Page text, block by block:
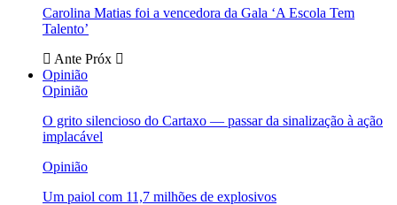
Carolina Matias foi a vencedora da Gala ‘A Escola Tem
Talento’
Ante Próx
Opinião
Opinião
O grito silencioso do Cartaxo — passar da sinalização à ação
implacável
Opinião
Um paiol com 11,7 milhões de explosivos